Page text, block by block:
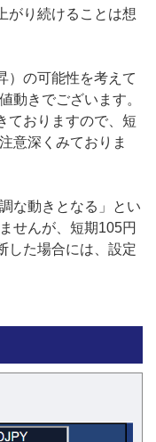
がり続けることは想
）の可能性を考えて
動きでございます。
ておりますので、短
意深くみておりま
な動きとなる」とい
せんが、短期105円
した場合には、設定